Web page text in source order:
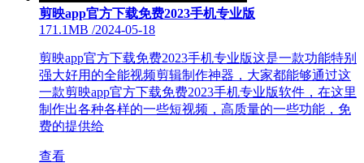
剪映app官方下载免费2023手机专业版
171.1MB /2024-05-18
剪映app官方下载免费2023手机专业版这是一款功能特别
强大好用的全能视频剪辑制作神器，大家都能够通过这
一款剪映app官方下载免费2023手机专业版软件，在这里
制作出各种各样的一些短视频，高质量的一些功能，免
费的提供给
查看